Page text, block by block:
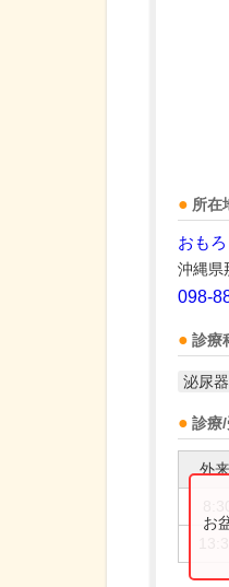
所在
おも
沖縄県
098-
診療
泌尿
診療
外
お